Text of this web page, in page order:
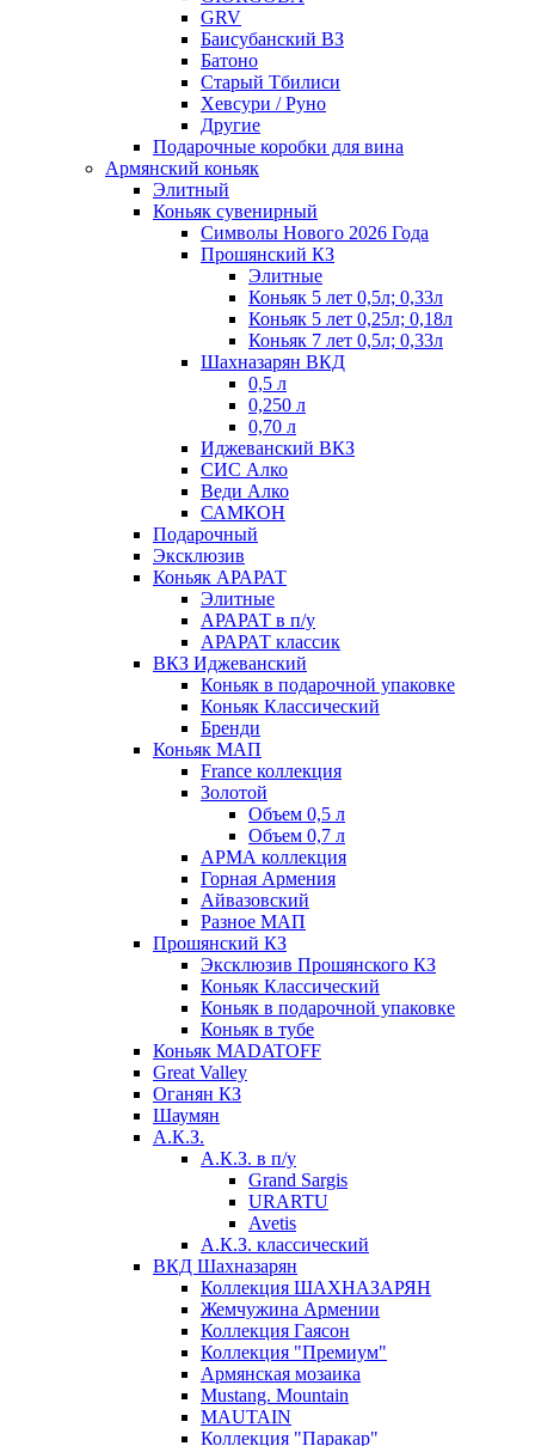
GRV
Баисубанский ВЗ
Батоно
Старый Тбилиси
Хевсури / Руно
Другие
Подарочные коробки для вина
Армянский коньяк
Элитный
Коньяк сувенирный
Символы Нового 2026 Года
Прошянский КЗ
Элитные
Коньяк 5 лет 0,5л; 0,33л
Коньяк 5 лет 0,25л; 0,18л
Коньяк 7 лет 0,5л; 0,33л
Шахназарян ВКД
0,5 л
0,250 л
0,70 л
Иджеванский ВКЗ
СИС Алко
Веди Алко
САМКОН
Подарочный
Эксклюзив
Коньяк АРАРАТ
Элитные
АРАРАТ в п/у
АРАРАТ классик
ВКЗ Иджеванский
Коньяк в подарочной упаковке
Коньяк Классический
Бренди
Коньяк МАП
France коллекция
Золотой
Объем 0,5 л
Объем 0,7 л
АРМА коллекция
Горная Армения
Айвазовский
Разное МАП
Прошянский КЗ
Эксклюзив Прошянского КЗ
Коньяк Классический
Коньяк в подарочной упаковке
Коньяк в тубе
Коньяк MADATOFF
Great Valley
Оганян КЗ
Шаумян
А.К.З.
А.К.З. в п/у
Grand Sargis
URARTU
Avetis
А.К.З. классический
ВКД Шахназарян
Коллекция ШАХНАЗАРЯН
Жемчужина Армении
Коллекция Гаясон
Коллекция "Премиум"
Армянская мозаика
Mustang. Mountain
MAUTAIN
Коллекция "Паракар"